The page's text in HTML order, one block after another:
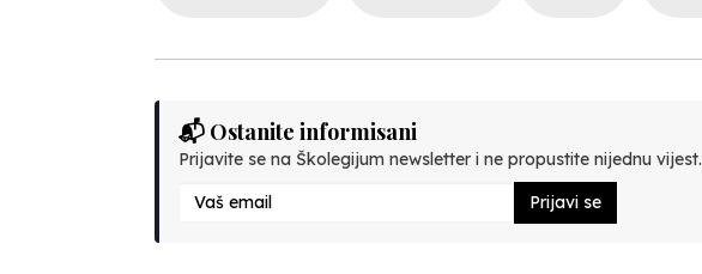
📬 Ostanite informisani
Prijavite se na Školegijum newsletter i ne propustite nijednu vijest.
Prijavi se